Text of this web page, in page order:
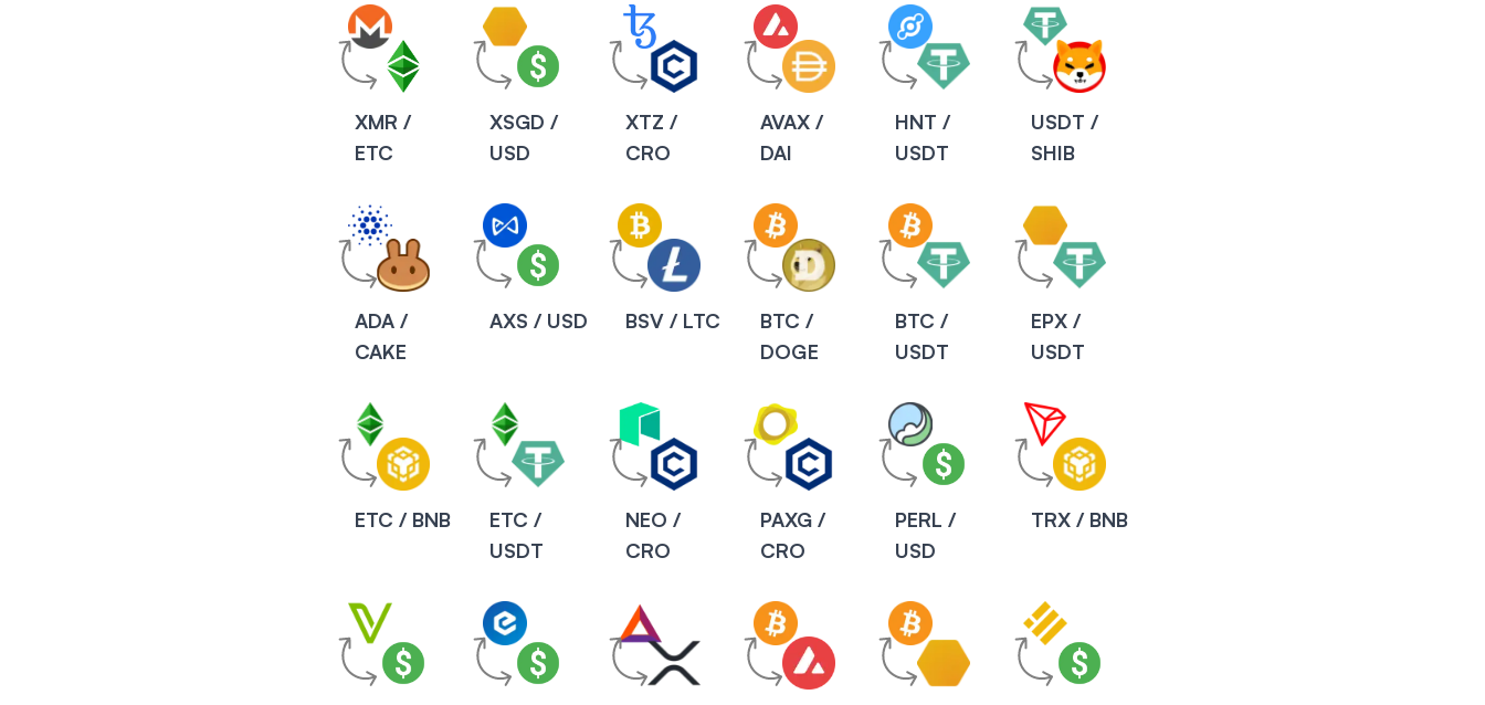
XMR /
ETC
XSGD /
USD
XTZ /
CRO
AVAX /
DAI
HNT /
USDT
USDT /
SHIB
ADA /
CAKE
AXS / USD BSV / LTC
BTC /
DOGE
BTC /
USDT
EPX /
USDT
ETC / BNB
ETC /
USDT
NEO /
CRO
PAXG /
CRO
PERL /
USD
TRX / BNB